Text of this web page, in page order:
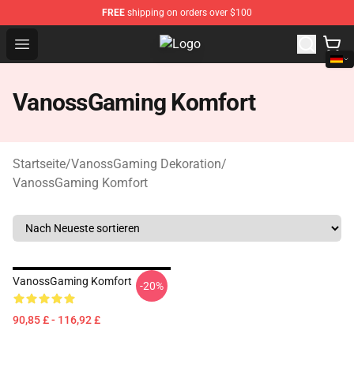
FREE shipping on orders over $100
Open menu Vanossgaming Store - Official
VanossGaming Komfort
Startseite/VanossGaming Dekoration/
VanossGaming Komfort
VanossGaming Komfort
90,85 £ - 116,92 £
-20%